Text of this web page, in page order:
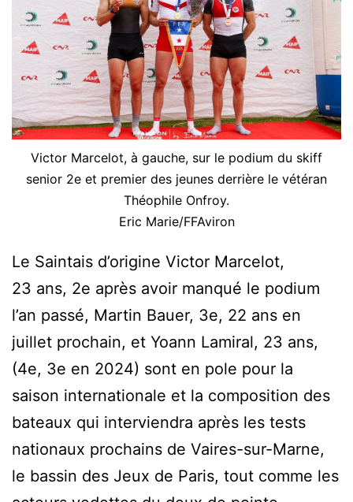
Victor Marcelot, à gauche, sur le podium du skiff
senior 2e et premier des jeunes derrière le vétéran
Théophile Onfroy.
Eric Marie/FFAviron
Le Saintais d’origine Victor Marcelot,
23 ans, 2e après avoir manqué le podium
l’an passé, Martin Bauer, 3e, 22 ans en
juillet prochain, et Yoann Lamiral, 23 ans,
(4e, 3e en 2024) sont en pole pour la
saison internationale et la composition des
bateaux qui interviendra après les tests
nationaux prochains de Vaires-sur-Marne,
le bassin des Jeux de Paris, tout comme les